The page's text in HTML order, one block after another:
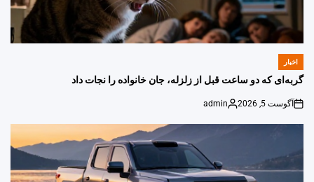
POSTED
IN
اخبار
گربه‌ای که دو ساعت قبل از زلزله، جان خانواده را نجات داد
on
آگوست 5, 2026
Posted
admin